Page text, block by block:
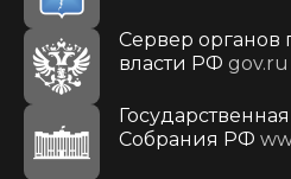
Сервер органов
власти РФ gov.ru
Собрания РФ